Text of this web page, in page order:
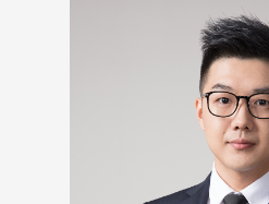
（Peddie School）、
Webb Schools）、艾
中学（Emma Willard
野山高中（Northfield
Hermon School）、
（Mercersburg
鲁克中学（
及学生成长路径有着
拿大及香港等地区，
及精英教育体系拥有
知。他擅长从学生的
特长、个性发展及家
学生制定个性化教育
庭精准匹配最适合的
迄今为止，Zion已成
菲利普斯安多佛学校
Academy Andover）
塞特中学（Phillips
Academy）、圣保罗
School）、霍奇基斯
Hotchkiss School）
霍尔学校（Choate